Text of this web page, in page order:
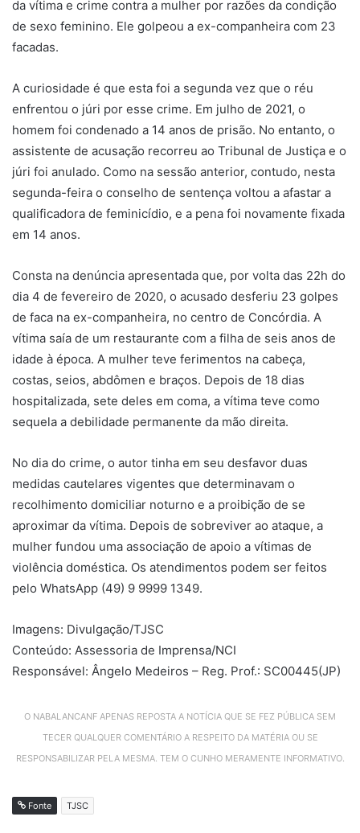
da vítima e crime contra a mulher por razões da condição
de sexo feminino. Ele golpeou a ex-companheira com 23
facadas.
A curiosidade é que esta foi a segunda vez que o réu
enfrentou o júri por esse crime. Em julho de 2021, o
homem foi condenado a 14 anos de prisão. No entanto, o
assistente de acusação recorreu ao Tribunal de Justiça e o
júri foi anulado. Como na sessão anterior, contudo, nesta
segunda-feira o conselho de sentença voltou a afastar a
qualificadora de feminicídio, e a pena foi novamente fixada
em 14 anos.
Consta na denúncia apresentada que, por volta das 22h do
dia 4 de fevereiro de 2020, o acusado desferiu 23 golpes
de faca na ex-companheira, no centro de Concórdia. A
vítima saía de um restaurante com a filha de seis anos de
idade à época. A mulher teve ferimentos na cabeça,
costas, seios, abdômen e braços. Depois de 18 dias
hospitalizada, sete deles em coma, a vítima teve como
sequela a debilidade permanente da mão direita.
No dia do crime, o autor tinha em seu desfavor duas
medidas cautelares vigentes que determinavam o
recolhimento domiciliar noturno e a proibição de se
aproximar da vítima. Depois de sobreviver ao ataque, a
mulher fundou uma associação de apoio a vítimas de
violência doméstica. Os atendimentos podem ser feitos
pelo WhatsApp (49) 9 9999 1349.
Imagens: Divulgação/TJSC
Conteúdo: Assessoria de Imprensa/NCI
Responsável: Ângelo Medeiros – Reg. Prof.: SC00445(JP)
O NABALANCANF APENAS REPOSTA A NOTÍCIA QUE SE FEZ PÚBLICA SEM
TECER QUALQUER COMENTÁRIO A RESPEITO DA MATÉRIA OU SE
RESPONSABILIZAR PELA MESMA. TEM O CUNHO MERAMENTE INFORMATIVO.
Fonte TJSC